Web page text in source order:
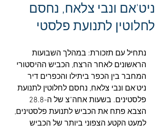
ניט'אם ונבי צלאח, נחסם
לחלוטין לתנועת פלסטי
נתחיל עם תזכורת: במהלך השבועות
הראשונים לאחר הרצח, הכביש ההיסטורי
המחבר בין הכפר ביתילו והכפרים דיר
ניט'אם ונבי צלאח, נחסם לחלוטין לתנועת
הצבא פתח את הכביש לתנועת פלסטינים,
למעט הקטע הצפוני ביותר של הכביש